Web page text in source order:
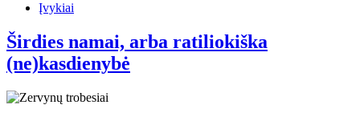
Įvykiai
Širdies namai, arba ratiliokiška
(ne)kasdienybė